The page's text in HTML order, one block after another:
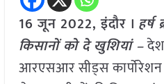
16 जून 2022, इंदौर । हर्ष
किसानों को दे खुशियां –देश
आरएसआर सीड्स कार्पोरेशन